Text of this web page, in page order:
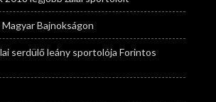
Bajnokságon
serdülő leány sportolója Forintos